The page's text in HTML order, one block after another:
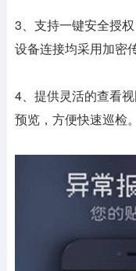
3、支持一键安全授
设备连接均采用加密
4、提供灵活的查看
预览，方便快速巡检。